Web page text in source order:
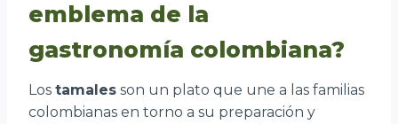
emblema de la
gastronomía colombiana?
Los tamales son un plato que une a las familias
colombianas en torno a su preparación y